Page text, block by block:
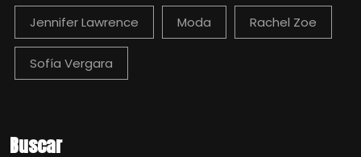
Jennifer Lawrence Moda Rachel Zoe
Sofía Vergara
Buscar